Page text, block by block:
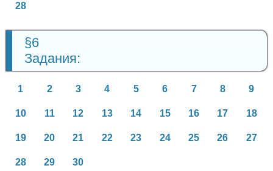
28
§6
Задания:
1 2 3 4 5 6 7 8 9
10 11 12 13 14 15 16 17 18
19 20 21 22 23 24 25 26 27
28 29 30